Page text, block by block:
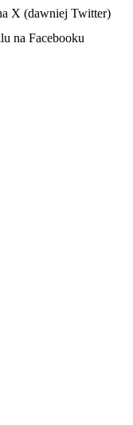
X (dawniej Twitter)
na Facebooku